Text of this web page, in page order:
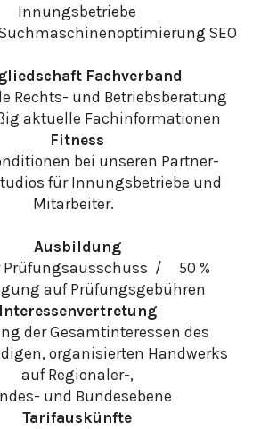
Innungsbetriebe
SEO
Fachverband
Rechts- und Betriebsberatung
aktuelle Fachinformationen
Fitness
bei unseren Partner-
für Innungsbetriebe und
Mitarbeiter.
Ausbildung
Prüfungsausschuss / 50 %
auf Prüfungsgebühren
Interessenvertretung
der Gesamtinteressen des
organisierten Handwerks
auf Regionaler-,
und Bundesebene
Tarifauskünfte